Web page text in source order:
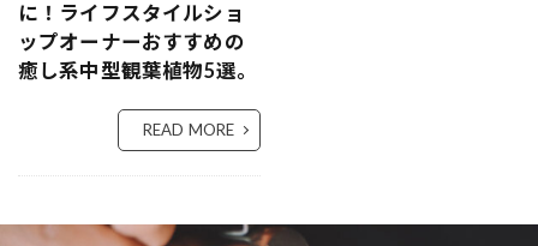
に！ライフスタイルショ
ップオーナーおすすめの
癒し系中型観葉植物5選。
READ MORE